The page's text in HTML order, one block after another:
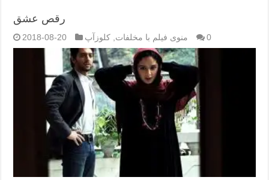
رقص عشق
2018-08-20 منوی فیلم با مخلفات کلوزآپ 0